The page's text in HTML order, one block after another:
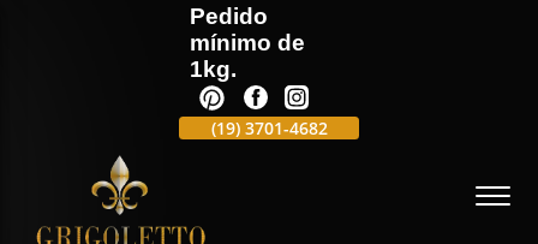
Pedido
mínimo de
1kg.
(19) 3701-4682 (19)